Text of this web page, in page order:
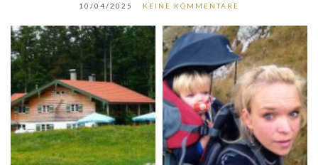
10/04/2025 KEINE KOMMENTARE